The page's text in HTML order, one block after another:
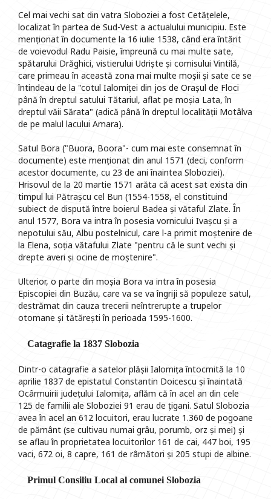
Cel mai vechi sat din vatra Sloboziei a fost Cetățelele,
localizat în partea de Sud-Vest a actualului municipiu. Este
menționat în documente la 16 iulie 1538, când era întărit
de voievodul Radu Paisie, împreună cu mai multe sate,
spătarului Drăghici, vistierului Udriște și comisului Vintilă,
care primeau în această zona mai multe moșii și sate ce se
întindeau de la "cotul Ialomiței din jos de Orașul de Floci
până în dreptul satului Tătariul, aflat pe moșia Lata, în
dreptul văii Sărata" (adică până în dreptul localității Motâlva
de pe malul lacului Amara).
Satul Bora ("Buora, Boora"- cum mai este consemnat în
documente) este menționat din anul 1571 (deci, conform
acestor documente, cu 23 de ani înaintea Sloboziei).
Hrisovul de la 20 martie 1571 arăta că acest sat exista din
timpul lui Pătrașcu cel Bun (1554-1558, el constituind
subiect de dispută între boierul Badea și vătaful Zlate. În
anul 1577, Bora va intra în posesia vornicului Ivașcu și a
nepotului său, Albu postelnicul, care l-a primit moștenire de
la Elena, soția vătafului Zlate "pentru că le sunt vechi și
drepte averi și ocine de moștenire".
Ulterior, o parte din moșia Bora va intra în posesia
Episcopiei din Buzău, care va se va îngriji să populeze satul,
destrămat din cauza trecerii neîntrerupte a trupelor
otomane și tătărești în perioada 1595-1600.
Catagrafie la 1837 Slobozia
Dintr-o catagrafie a satelor plășii Ialomița întocmită la 10
aprilie 1837 de epistatul Constantin Doicescu și înaintată
Ocârmuirii județului Ialomița, aflăm că în acel an din cele
125 de familii ale Sloboziei 91 erau de țigani. Satul Slobozia
avea în acel an 612 locuitori, erau lucrate 1.360 de pogoane
de pământ (se cultivau numai grâu, porumb, orz și mei) și
se aflau în proprietatea locuitorilor 161 de cai, 447 boi, 195
vaci, 672 oi, 8 capre, 161 de râmători și 205 stupi de albine.
Primul Consiliu Local al comunei Slobozia